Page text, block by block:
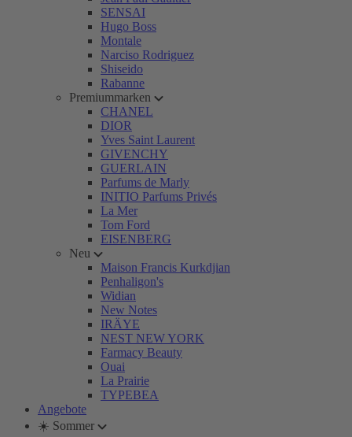
SENSAI
Hugo Boss
Montale
Narciso Rodriguez
Shiseido
Rabanne
Premiummarken
CHANEL
DIOR
Yves Saint Laurent
GIVENCHY
GUERLAIN
Parfums de Marly
INITIO Parfums Privés
La Mer
Tom Ford
EISENBERG
Neu
Maison Francis Kurkdjian
Penhaligon's
Widian
New Notes
IRÄYE
NEST NEW YORK
Farmacy Beauty
Ouai
La Prairie
TYPEBEA
Angebote
☀️ Sommer